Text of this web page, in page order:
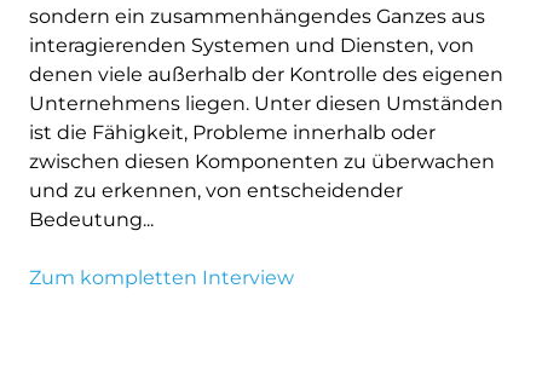
sondern ein zusammenhängendes Ganzes aus
interagierenden Systemen und Diensten, von
denen viele außerhalb der Kontrolle des eigenen
Unternehmens liegen. Unter diesen Umständen
ist die Fähigkeit, Probleme innerhalb oder
zwischen diesen Komponenten zu überwachen
und zu erkennen, von entscheidender
Bedeutung...
Zum kompletten Interview